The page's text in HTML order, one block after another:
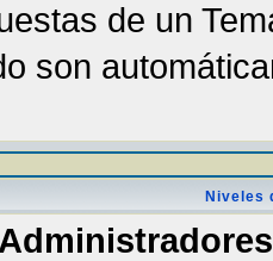
de un
son
Niveles